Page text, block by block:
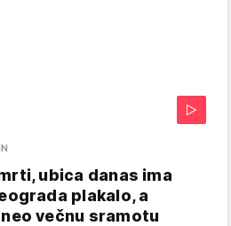
ubica danas ima
plakalo, a
večnu sramotu